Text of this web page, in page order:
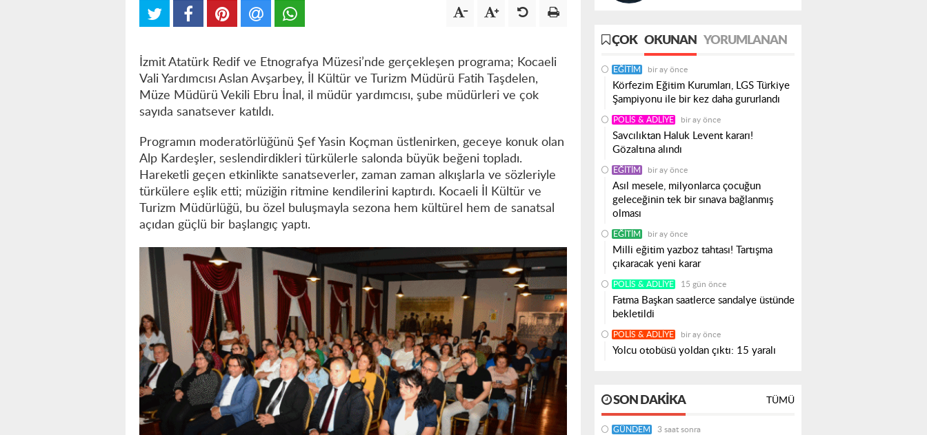
İzmit Atatürk Redif ve Etnografya Müzesi’nde gerçekleşen programa; Kocaeli
Vali Yardımcısı Aslan Avşarbey, İl Kültür ve Turizm Müdürü Fatih Taşdelen,
Müze Müdürü Vekili Ebru İnal, il müdür yardımcısı, şube müdürleri ve çok
sayıda sanatsever katıldı.
Programın moderatörlüğünü Şef Yasin Koçman üstlenirken, geceye konuk olan
Alp Kardeşler, seslendirdikleri türkülerle salonda büyük beğeni topladı.
Hareketli geçen etkinlikte sanatseverler, zaman zaman alkışlarla ve sözleriyle
türkülere eşlik etti; müziğin ritmine kendilerini kaptırdı. Kocaeli İl Kültür ve
Turizm Müdürlüğü, bu özel buluşmayla sezona hem kültürel hem de sanatsal
açıdan güçlü bir başlangıç yaptı.
ÇOK OKUNAN YORUMLANAN
EĞITIM bir ay önce
Körfezim Eğitim Kurumları, LGS Türkiye
Şampiyonu ile bir kez daha gururlandı
POLIS & ADLIYE bir ay önce
Savcılıktan Haluk Levent kararı!
Gözaltına alındı
EĞITIM bir ay önce
Asıl mesele, milyonlarca çocuğun
geleceğinin tek bir sınava bağlanmış
olması
EĞITIM bir ay önce
Milli eğitim yazboz tahtası! Tartışma
çıkaracak yeni karar
POLIS & ADLIYE 15 gün önce
Fatma Başkan saatlerce sandalye üstünde
bekletildi
POLIS & ADLIYE bir ay önce
Yolcu otobüsü yoldan çıktı: 15 yaralı
SON DAKIKA TÜMÜ
GÜNDEM 3 saat sonra